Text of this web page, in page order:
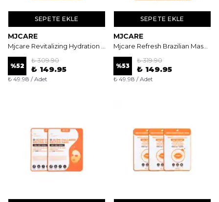
SEPETE EKLE
MJCARE
%52
₺ 309.90
₺ 149.95
₺ 49.98 / Adet
SEPETE EKLE
MJCARE
%53
₺ 319.90
₺ 149.95
₺ 49.98 / Adet